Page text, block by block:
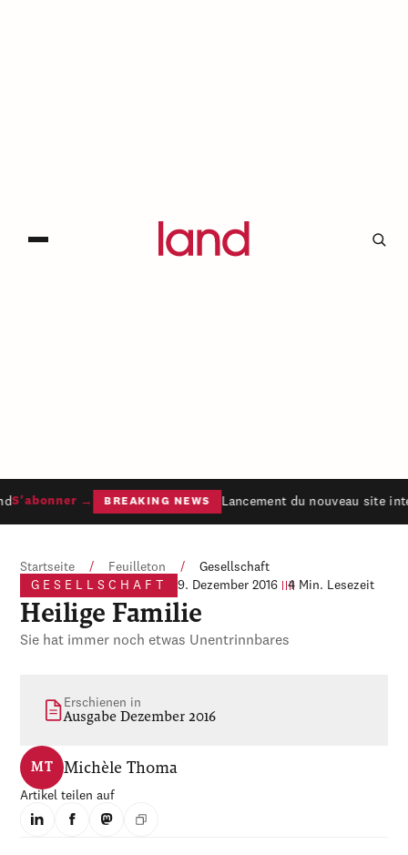
S'abonner → BREAKING NEWS Lancement du nouveau site
Startseite / Feuilleton /
Gesellschaft
GESELLSCHAFT
9. Dezember 2016 4 Min. Lesezeit
Heilige Familie
Sie hat immer noch etwas Unentrinnbares
Erschienen in
Ausgabe Dezember 2016
MT Michèle Thoma
Artikel teilen auf